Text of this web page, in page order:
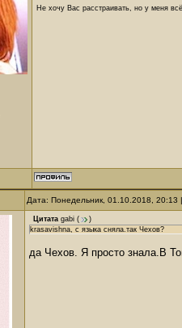
Не хочу Вас расстраивать, но у меня
Дата: Понедельник, 01.10.2018,
Цитата gabi (
)
krasavishna, с языка сняла.так Чехов?
да Чехов. Я просто знала.В